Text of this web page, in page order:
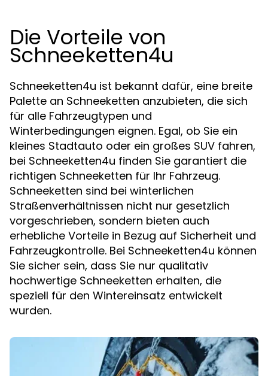
Die Vorteile von
Schneeketten4u
Schneeketten4u ist bekannt dafür, eine breite
Palette an Schneeketten anzubieten, die sich
für alle Fahrzeugtypen und
Winterbedingungen eignen. Egal, ob Sie ein
kleines Stadtauto oder ein großes SUV fahren,
bei Schneeketten4u finden Sie garantiert die
richtigen Schneeketten für Ihr Fahrzeug.
Schneeketten sind bei winterlichen
Straßenverhältnissen nicht nur gesetzlich
vorgeschrieben, sondern bieten auch
erhebliche Vorteile in Bezug auf Sicherheit und
Fahrzeugkontrolle. Bei Schneeketten4u können
Sie sicher sein, dass Sie nur qualitativ
hochwertige Schneeketten erhalten, die
speziell für den Wintereinsatz entwickelt
wurden.